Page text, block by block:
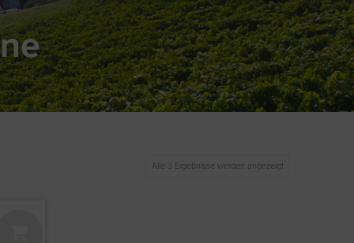
Alle 3 Ergebnisse werden angezeigt